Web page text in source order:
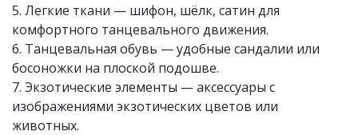
5. Легкие ткани — шифон, шёлк, сатин для
комфортного танцевального движения.
6. Танцевальная обувь — удобные сандалии или
босоножки на плоской подошве.
7. Экзотические элементы — аксессуары с
изображениями экзотических цветов или
животных.